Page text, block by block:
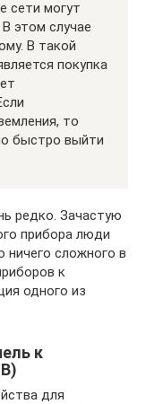
сети могут
этом случае
В такой
покупка
то
быстро выйти
редко. Зачастую
прибора люди
ничего сложного в
к
одного из
к
для